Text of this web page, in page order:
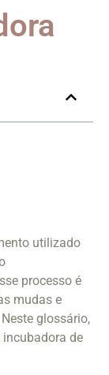
utilizado
processo é
mudas e
glossário,
de